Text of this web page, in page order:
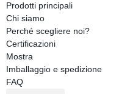
Prodotti principali
Chi siamo
Perché scegliere noi?
Certificazioni
Mostra
Imballaggio e spedizione
FAQ